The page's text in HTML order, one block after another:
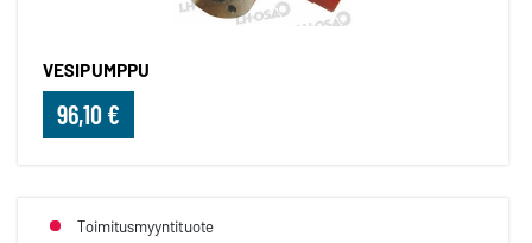
VESIPUMPPU
96,10 €
Toimitusmyyntituote